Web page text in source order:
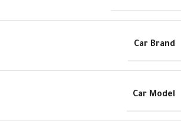
Car Brand
Car Model